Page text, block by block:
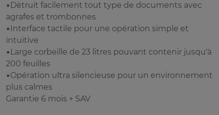
•Détruit facilement tout type de documents avec
agrafes et trombonnes
•Interface tactile pour une opération simple et
intuitive
•Large corbeille de 23 litres pouvant contenir jusqu'à
200 feuilles
•Opération ultra silencieuse pour un environnement
plus calmes
Garantie 6 mois + SAV